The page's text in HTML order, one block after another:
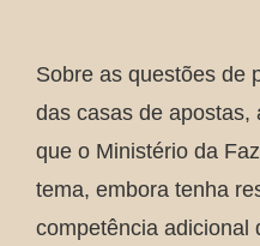
Sobre as questões de
das casas de apostas,
que o Ministério da
tema, embora tenha
competência adicional